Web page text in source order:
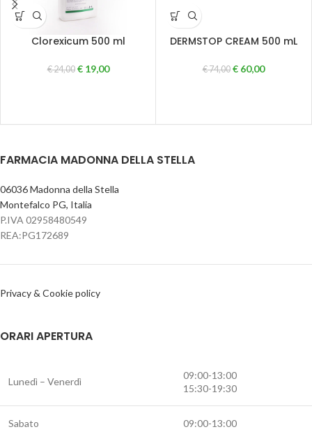
Clorexicum 500 ml
€24,00 €19,00
DERMSTOP CREAM 500 mL
€74,00 €60,00
FARMACIA MADONNA DELLA STELLA
06036 Madonna della Stella
Montefalco PG, Italia
P.IVA 02958480549
REA:PG172689
Privacy & Cookie policy
ORARI APERTURA
Lunedì – Venerdì
09:00-13:00
15:30-19:30
Sabato 09:00-13:00